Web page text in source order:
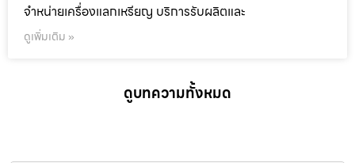
จำหน่ายเครื่องแลกเหรียญ บริการรับผลิตและ
ดูเพิ่มเติม »
ดูบทความทั้งหมด